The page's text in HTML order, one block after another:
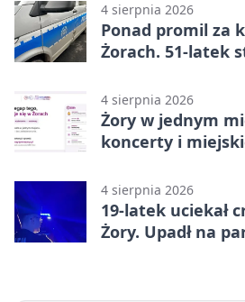
4 sierpnia 2026
Ponad promil za
Żorach. 51-latek
4 sierpnia 2026
Żory w jednym
koncerty i
4 sierpnia 2026
19-latek uciekał
Żory. Upadł na